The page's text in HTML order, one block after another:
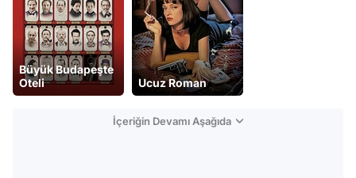
Büyük Budapeşte
Oteli
Ucuz Roman
İçeriğin Devamı Aşağıda